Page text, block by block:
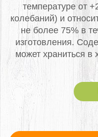
температуре от
колебаний) и
не более 75% в
изготовления.
может храниться в